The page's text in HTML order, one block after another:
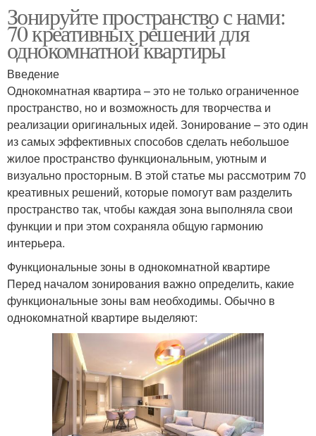
Зонируйте пространство с нами:
70 креативных решений для
однокомнатной квартиры
Введение
Однокомнатная квартира – это не только ограниченное
пространство, но и возможность для творчества и
реализации оригинальных идей. Зонирование – это один
из самых эффективных способов сделать небольшое
жилое пространство функциональным, уютным и
визуально просторным. В этой статье мы рассмотрим 70
креативных решений, которые помогут вам разделить
пространство так, чтобы каждая зона выполняла свои
функции и при этом сохраняла общую гармонию
интерьера.
Функциональные зоны в однокомнатной квартире
Перед началом зонирования важно определить, какие
функциональные зоны вам необходимы. Обычно в
однокомнатной квартире выделяют: